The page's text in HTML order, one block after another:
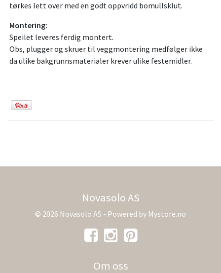
tørkes lett over med en godt oppvridd bomullsklut.
Montering:
Speilet leveres ferdig montert.
Obs, plugger og skruer til veggmontering medfølger ikke
da ulike bakgrunnsmaterialer krever ulike festemidler.
Novasolo AS
© 2026 Novasolo AS - Powered by Mystore.no
Om oss